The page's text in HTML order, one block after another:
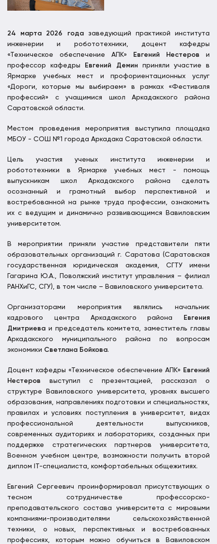
24 марта 2026 годазаведующий практикой института
инженерии и робототехники, доцент кафедры
«Техническое обеспечение АПК»
Евгений Нестеров и
профессор кафедры
Евгений Демин приняли участие в
Ярмарке учебных мест и профориентационных услуг
«Дороги, которые мы выбираем» в рамках «Фестиваля
профессий» с учащимися школ Аркадакского района
Саратовской области.
Местом проведения мероприятия выступила площадка
МБОУ - СОШ №1 города Аркадака Саратовской области.
Цель участия ученых института инженерии и
робототехники в Ярмарке учебных мест - помощь
выпускникам школ Аркадакского района сделать
осознанный и грамотный выбор перспективной и
востребованной на рынке труда профессии, ознакомить
их с ведущим и динамично развивающимся Вавиловским
университетом.
В мероприятии приняли участие представители пяти
образовательных организаций г. Саратова (Саратовская
государственная юридическая академия, СГТУ имени
Гагарина Ю.А., Поволжский институт управления – филиал
РАНХиГС, СГУ), в том числе – Вавиловского университета.
Организаторами мероприятия являлись начальник
кадрового центра Аркадакского района
Евгения
Дмитриева и председатель комитета, заместитель главы
Аркадакского муниципального района по вопросам
экономики Светлана Бойкова.
Доцент кафедры «Техническое обеспечение АПК» Евгений
Нестеров выступил с презентацией, рассказал о
структуре Вавиловского университета, уровнях высшего
образования, направлениях подготовки и специальностях,
правилах и условиях поступления в университет, видах
профессиональной деятельности выпускников,
современных аудиториях и лабораториях, созданных при
поддержке стратегических партнеров университета,
Военном учебном центре, возможности получить второй
диплом IT-специалиста, комфортабельных общежитиях.
Евгений Сергеевич проинформировал присутствующих о
тесном сотрудничестве профессорско-
преподавательского состава университета с мировыми
компаниями-производителями сельскохозяйственной
техники, о новых, перспективных и востребованных
профессиях, которым можно обучиться в Вавиловском